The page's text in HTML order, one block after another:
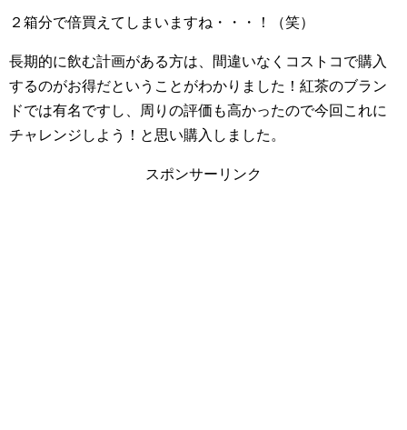
２箱分で倍買えてしまいますね・・・！（笑）
長期的に飲む計画がある方は、間違いなくコストコで購入
するのがお得だということがわかりました！紅茶のブラン
ドでは有名ですし、周りの評価も高かったので今回これに
チャレンジしよう！と思い購入しました。
スポンサーリンク